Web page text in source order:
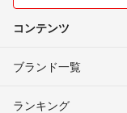
コンテンツ
ブランド一覧
ランキング